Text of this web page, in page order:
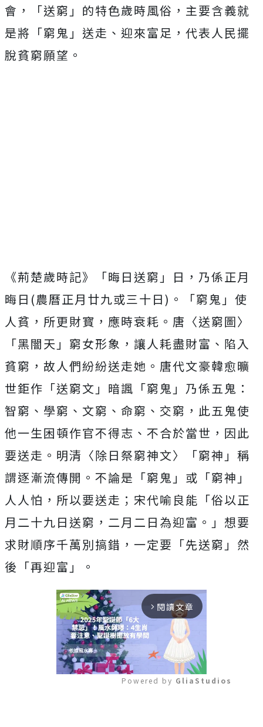
會，「送窮」的特色歲時風俗，主要含義就
是將「窮鬼」送走、迎來富足，代表人民擺
脫貧窮願望。
《荊楚歲時記》「晦日送窮」日，乃係正月
晦日(農曆正月廿九或三十日)。「窮鬼」使
人貧，所更財寳，應時衰耗。唐〈送窮圖〉
「黑闇天」窮女形象，讓人耗盡財富、陷入
貧窮，故人們紛紛送走她。唐代文豪韓愈曠
世鉅作「送窮文」暗諷「窮鬼」乃係五鬼：
智窮、學窮、文窮、命窮、交窮，此五鬼使
他一生困頓作官不得志、不合於當世，因此
要送走。明清〈除日祭窮神文〉「窮神」稱
謂逐漸流傳開。不論是「窮鬼」或「窮神」
人人怕，所以要送走；宋代喻良能「俗以正
月二十九日送窮，二月二日為迎富。」想要
求財順序千萬別搞錯，一定要「先送窮」然
後「再迎富」。
arrow_forward_ios 閱讀文章
Powered by GliaStudios